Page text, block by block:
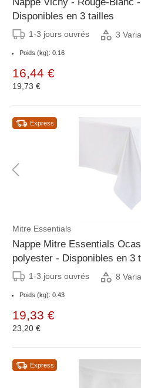
Nappe Vichy - Rouge-Blanc
Disponibles en 3 tailles
1-3 jours ouvrés 3
Poids (kg): 0.16
16,44 €
19,73 €
Express
Mitre Essentials
Nappe Mitre Essentials
polyester - Disponibles en 3
1-3 jours ouvrés 8
Poids (kg): 0.43
19,33 €
23,20 €
Express